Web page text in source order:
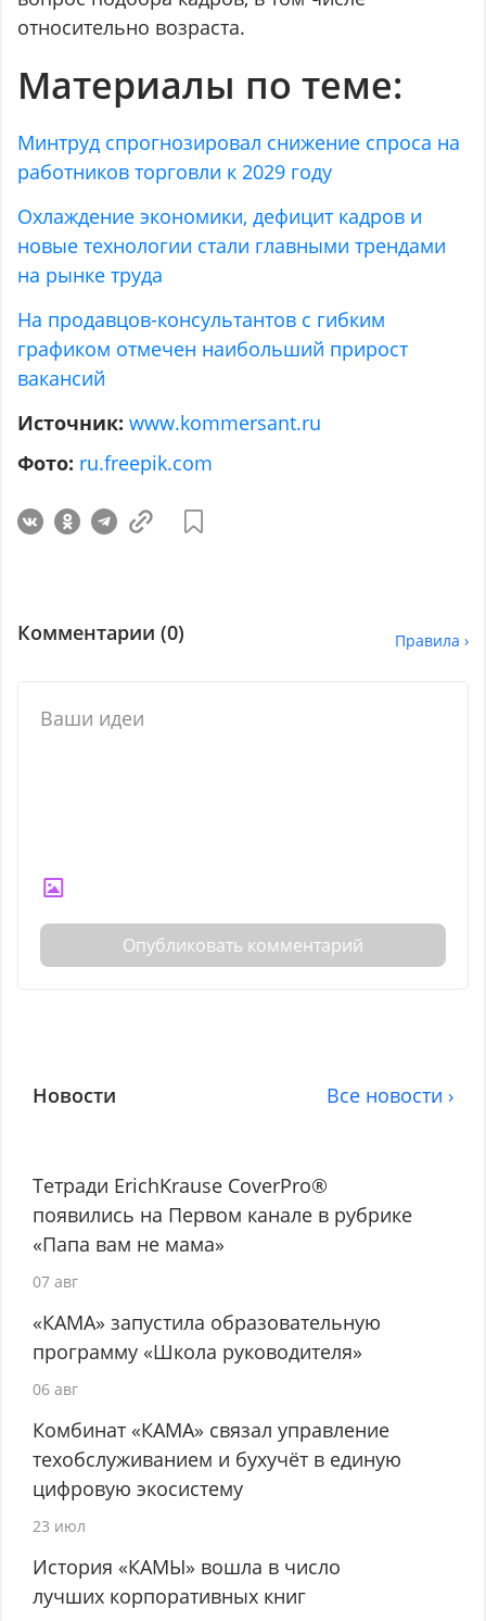
относительно возраста.
Материалы по теме:
Минтруд спрогнозировал снижение спроса на
работников торговли к 2029 году
Охлаждение экономики, дефицит кадров и
новые технологии стали главными трендами
на рынке труда
На продавцов-консультантов с гибким
графиком отмечен наибольший прирост
вакансий
Источник: www.kommersant.ru
Фото: ru.freepik.com
Комментарии (0) Правила ›
Опубликовать комментарий
Новости Все новости ›
Тетради ErichKrause CoverPro®
появились на Первом канале в рубрике
«Папа вам не мама»
07 авг
«КАМА» запустила образовательную
программу «Школа руководителя»
06 авг
Комбинат «КАМА» связал управление
техобслуживанием и бухучёт в единую
цифровую экосистему
23 июл
История «КАМЫ» вошла в число
лучших корпоративных книг